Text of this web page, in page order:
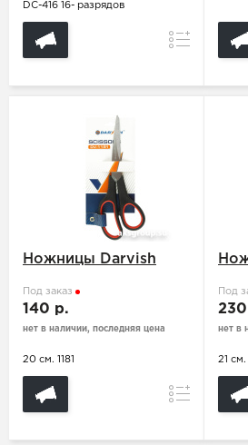
DC-416 16- разрядов
Сравнение
Ножницы Darvish
Под заказ
140 р.
нет в наличии, последняя цена
20 см. 1181
Сравнение
Под
нет в
21